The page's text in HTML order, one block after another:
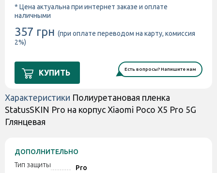
* Цена актуальна при интернет заказе и оплате
наличными
357 грн (при оплате переводом на карту, комиссия
2%)
КУПИТЬ Есть вопросы? Напишите нам
Характеристики Полиуретановая пленка
StatusSKIN Pro на корпус Xiaomi Poco X5 Pro 5G
Глянцевая
ДОПОЛНИТЕЛЬНО
Тип защиты
Pro